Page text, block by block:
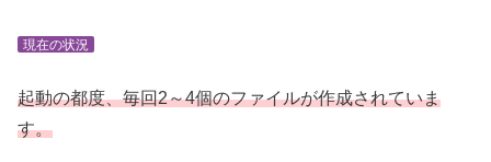
現在の状況
起動の都度、毎回2～4個のファイルが作成されていま
す。